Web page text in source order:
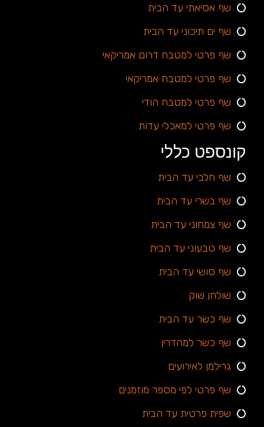
שף אסיאתי עד הבית
שף ים תיכוני עד הבית
שף פרטי למטבח דרום אמריקאי
שף פרטי למטבח אמריקאי
שף פרטי למטבח הודי
שף פרטי למאכלי עדות
קונספט כללי
שף חלבי עד הבית
שף בשרי עד הבית
שף צמחוני עד הבית
שף טבעוני עד הבית
שף סושי עד הבית
שולחן שוק
שף כשר עד הבית
שף כשר למהדרין
גרילמן לאירועים
שף פרטי לפי מספר מוזמנים
שפית פרטית עד הבית